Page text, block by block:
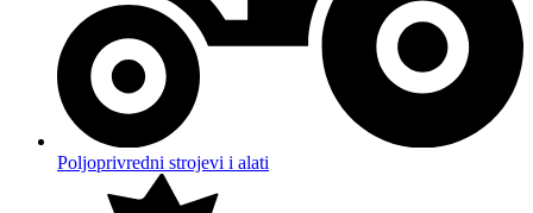
Poljoprivredni strojevi i alati